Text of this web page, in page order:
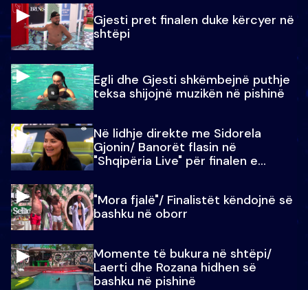
Gjesti pret finalen duke kërcyer në
shtëpi
Egli dhe Gjesti shkëmbejnë puthje
teksa shijojnë muzikën në pishinë
Në lidhje direkte me Sidorela
Gjonin/ Banorët flasin në
"Shqipëria Live" për finalen e
"Mora fjalë"/ Finalistët këndojnë së
bashku në oborr
Momente të bukura në shtëpi/
Laerti dhe Rozana hidhen së
bashku në pishinë